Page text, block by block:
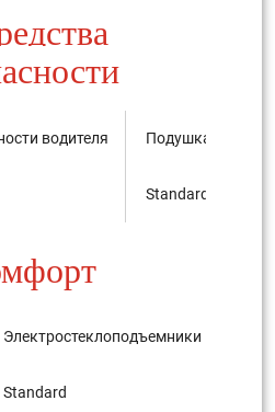
водителя Подушка
Standard
Электростеклоподъемники
Standard